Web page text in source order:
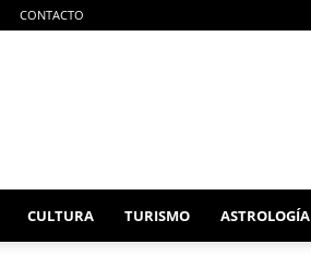
CONTACTO
CULTURA TURISMO ASTROLOGÍA